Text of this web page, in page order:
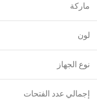
ماركة
لون
نوع الجهاز
إجمالي عدد الفتحات